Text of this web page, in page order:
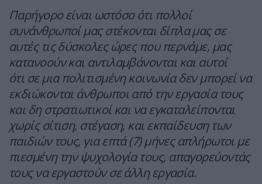
Παρήγορο είναι ωστόσο ότι πολλοί
συνάνθρωποί μας στέκονται δίπλα μας σε
αυτές τις δύσκολες ώρες που περνάμε, μας
κατανοούν και αντιλαμβάνονται και αυτοί
ότι σε μια πολιτισμένη κοινωνία δεν μπορεί να
εκδιώκονται άνθρωποι από την εργασία τους
και δη στρατιωτικοί και να εγκαταλείπονται
χωρίς σίτιση, στέγαση, και εκπαίδευση των
παιδιών τους, για επτά (7) μήνες απλήρωτοι με
πιεσμένη την ψυχολογία τους, απαγορεύοντάς
τους να εργαστούν σε άλλη εργασία.